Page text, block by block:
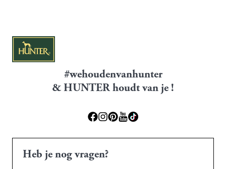
#wehoudenvanhunter
& HUNTER houdt van je !
Heb je nog vragen?